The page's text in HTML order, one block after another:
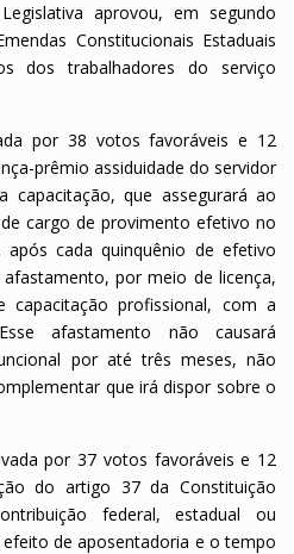
aprovou, em segundo
Constitucionais Estaduais
dos trabalhadores do serviço
por 38 votos favoráveis e 12
prêmio assiduidade do servidor
capacitação, que assegurará ao
cargo de provimento efetivo no
após cada quinquênio de efetivo
por meio de licença,
capacitação profissional, com a
afastamento não causará
por até três meses, não
que irá dispor sobre o
por 37 votos favoráveis e 12
do artigo 37 da Constituição
federal, estadual ou
de aposentadoria e o tempo